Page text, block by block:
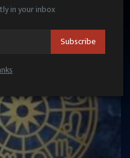
in your inbox
Subscribe